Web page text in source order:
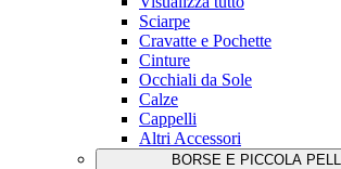
Sciarpe
Cravatte e Pochette
Cinture
Occhiali da Sole
Calze
Cappelli
Altri Accessori
BORSE E PICCOLA